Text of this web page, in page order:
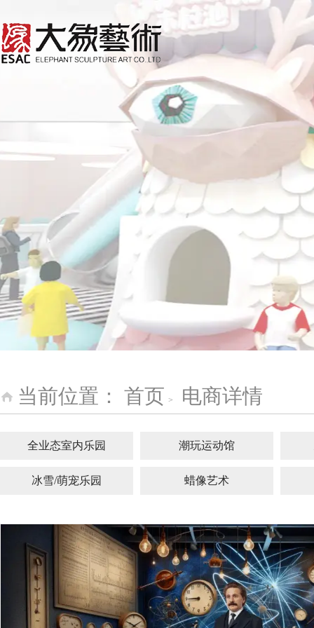
当前位置： 首页 > 电商详情
全业态室内乐园 潮玩运动馆
冰雪/萌宠乐园 蜡像艺术